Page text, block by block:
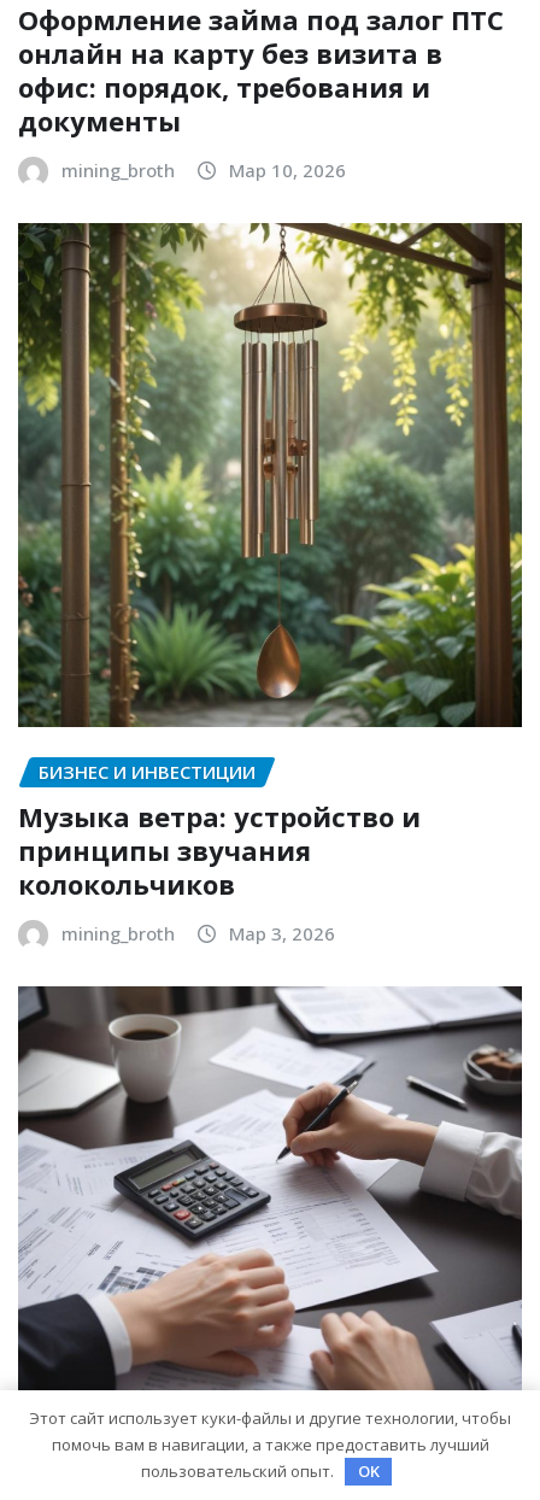
Оформление займа под залог ПТС
онлайн на карту без визита в
офис: порядок, требования и
документы
mining_broth Мар 10, 2026
БИЗНЕС И ИНВЕСТИЦИИ
Музыка ветра: устройство и
принципы звучания
колокольчиков
mining_broth Мар 3, 2026
Этот сайт использует куки-файлы и другие технологии, чтобы
помочь вам в навигации, а также предоставить лучший
пользовательский опыт.
OK